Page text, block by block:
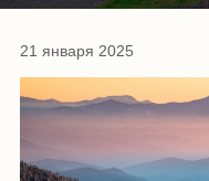
21 января 2025